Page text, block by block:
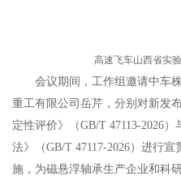
高速飞车山西省实
会议期间，工作组邀请中车
重工有限公司岳芹，分别对新发
定性评价》（GB/T 47113-2026
法》（GB/T 47117-2026）进行
施，为磁悬浮轴承生产企业和科